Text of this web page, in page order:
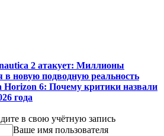
2 атакует: Миллионы
в новую подводную реальность
Horizon 6: Почему критики назвали
года
в свою учётную запись
Ваше имя пользователя